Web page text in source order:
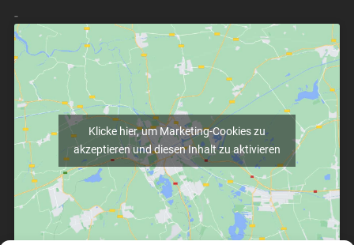
-
Klicke hier, um Marketing-Cookies zu
akzeptieren und diesen Inhalt zu aktivieren